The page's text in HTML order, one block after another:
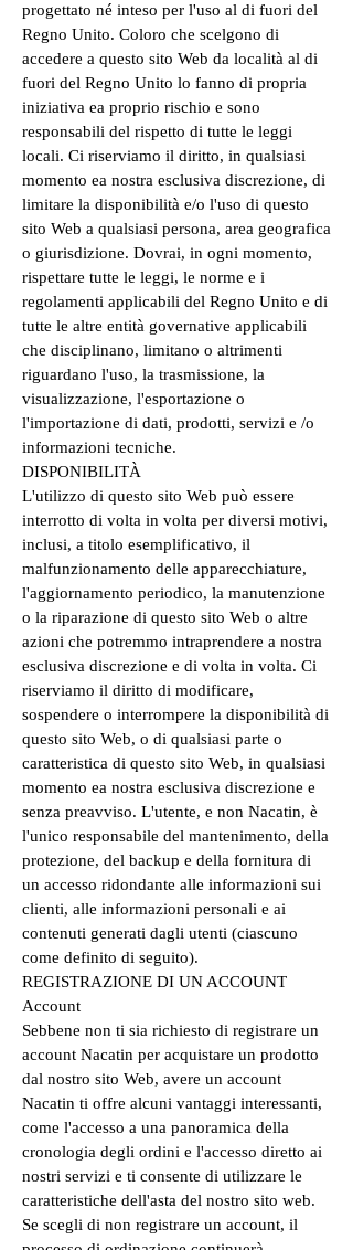
progettato né inteso per l'uso al di fuori del
Regno Unito. Coloro che scelgono di
accedere a questo sito Web da località al di
fuori del Regno Unito lo fanno di propria
iniziativa ea proprio rischio e sono
responsabili del rispetto di tutte le leggi
locali. Ci riserviamo il diritto, in qualsiasi
momento ea nostra esclusiva discrezione, di
limitare la disponibilità e/o l'uso di questo
sito Web a qualsiasi persona, area geografica
o giurisdizione. Dovrai, in ogni momento,
rispettare tutte le leggi, le norme e i
regolamenti applicabili del Regno Unito e di
tutte le altre entità governative applicabili
che disciplinano, limitano o altrimenti
riguardano l'uso, la trasmissione, la
visualizzazione, l'esportazione o
l'importazione di dati, prodotti, servizi e /o
informazioni tecniche.
DISPONIBILITÀ
L'utilizzo di questo sito Web può essere
interrotto di volta in volta per diversi motivi,
inclusi, a titolo esemplificativo, il
malfunzionamento delle apparecchiature,
l'aggiornamento periodico, la manutenzione
o la riparazione di questo sito Web o altre
azioni che potremmo intraprendere a nostra
esclusiva discrezione e di volta in volta. Ci
riserviamo il diritto di modificare,
sospendere o interrompere la disponibilità di
questo sito Web, o di qualsiasi parte o
caratteristica di questo sito Web, in qualsiasi
momento ea nostra esclusiva discrezione e
senza preavviso. L'utente, e non Nacatin, è
l'unico responsabile del mantenimento, della
protezione, del backup e della fornitura di
un accesso ridondante alle informazioni sui
clienti, alle informazioni personali e ai
contenuti generati dagli utenti (ciascuno
come definito di seguito).
REGISTRAZIONE DI UN ACCOUNT
Account
Sebbene non ti sia richiesto di registrare un
account Nacatin per acquistare un prodotto
dal nostro sito Web, avere un account
Nacatin ti offre alcuni vantaggi interessanti,
come l'accesso a una panoramica della
cronologia degli ordini e l'accesso diretto ai
nostri servizi e ti consente di utilizzare le
caratteristiche dell'asta del nostro sito web.
Se scegli di non registrare un account, il